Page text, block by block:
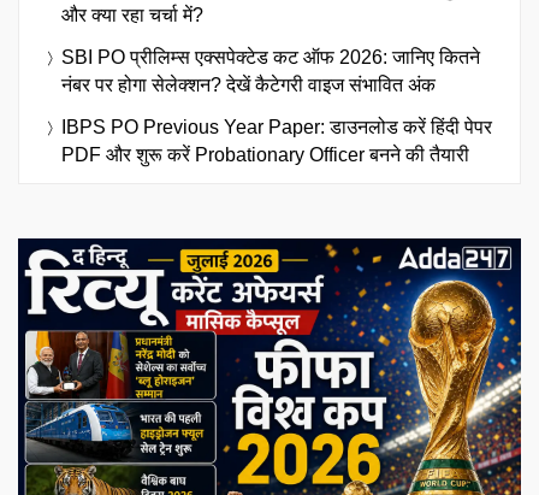
और क्या रहा चर्चा में?
SBI PO प्रीलिम्स एक्सपेक्टेड कट ऑफ 2026: जानिए कितने
नंबर पर होगा सेलेक्शन? देखें कैटेगरी वाइज संभावित अंक
IBPS PO Previous Year Paper: डाउनलोड करें हिंदी पेपर
PDF और शुरू करें Probationary Officer बनने की तैयारी